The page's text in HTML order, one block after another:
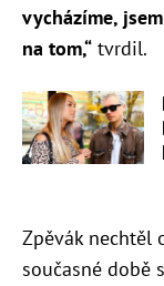
vycházíme,
na tom,“ tvrdil.
Zpěvák nechtěl
současné době